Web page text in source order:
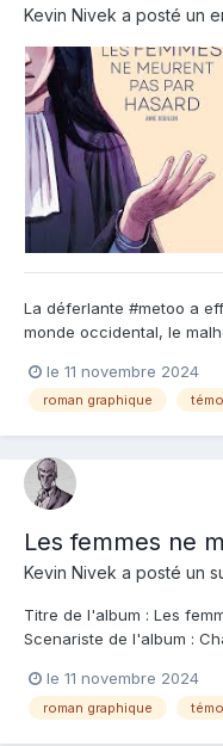
Kevin Nivek a posté un
La déferlante #metoo a
monde occidental, le
délient ! Anne Bouillon
leur combat pour la
le 11 novembre 2024
roman graphique
Les femmes ne
Kevin Nivek a posté un
Titre de l'album : Les
Scenariste de l'album :
Editeur de l'album :
défends plus les hommes.
le 11 novembre 2024
roman graphique